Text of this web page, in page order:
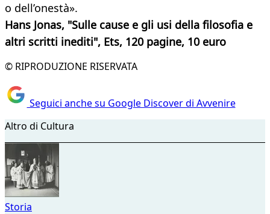
o dell’onestà».
Hans Jonas, "Sulle cause e gli usi della filosofia e
altri scritti inediti", Ets, 120 pagine, 10 euro
© RIPRODUZIONE RISERVATA
Seguici anche su Google Discover di Avvenire
Altro di Cultura
Storia